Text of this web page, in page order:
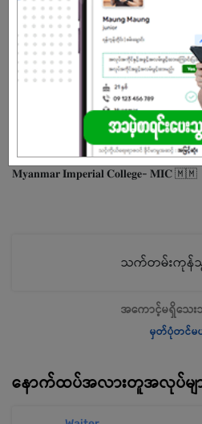
လူငယ်များအတွက် ပိုမိုကောင်းမွန်သောပညာ
ရန် အတူတူပါဝင်သွားဖို့ လက်ကမ်းကြိုဆိုလို
✨“𝑳𝒆𝒕’𝒔 𝑪𝒓𝒆𝒂𝒕𝒆 𝒂 𝑵𝒆𝒘 𝑪𝒉𝒂𝒑𝒕𝒆𝒓 𝒘𝒊𝒕𝒉 𝒖𝒔”✨
“𝐖𝐞 𝐯𝐚𝐥𝐮𝐞 𝐲𝐨𝐮𝐫 𝐜𝐚𝐩𝐚𝐛𝐢𝐥𝐢𝐭𝐢𝐞𝐬, 𝐭𝐞𝐚𝐦𝐰𝐨𝐫𝐤
𝐬𝐡𝐚𝐩𝐢𝐧𝐠 𝐚 𝐛𝐞𝐭𝐭𝐞𝐫 𝐟𝐮𝐭𝐮𝐫𝐞.”
With Love and Warmest Regards,
𝐌𝐲𝐚𝐧𝐦𝐚𝐫 𝐈𝐦𝐩𝐞𝐫𝐢𝐚𝐥 𝐂𝐨𝐥𝐥𝐞𝐠𝐞- 𝐌𝐈𝐂 🇲🇲
သက်တမ်းကုန်သွာ
အကောင့်မရှိသေး
မှတ်ပုံတင်မ
နောက်ထပ်အလားတူအလုပ်မျ